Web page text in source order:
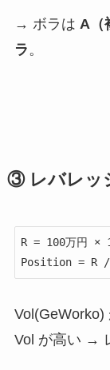
→ ボラは A（
ラ。
③ レバレッ
R = 100万円 ×
Vol が高い →